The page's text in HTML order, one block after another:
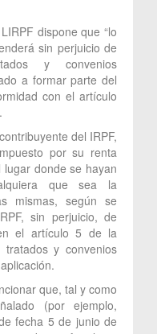
dispone que “lo
sin perjuicio de
y convenios
a formar parte del
con el artículo
del IRPF,
por su renta
donde se hayan
que sea la
mismas, según se
sin perjuicio, de
el artículo 5 de la
y convenios
que, tal y como
(por ejemplo,
fecha 5 de junio de